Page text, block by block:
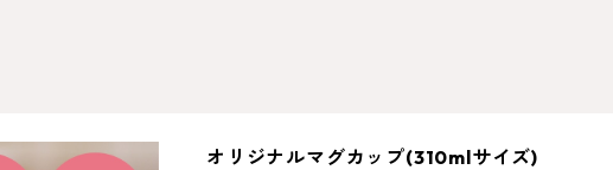
オリジナルマグカップ(310mlサイズ)